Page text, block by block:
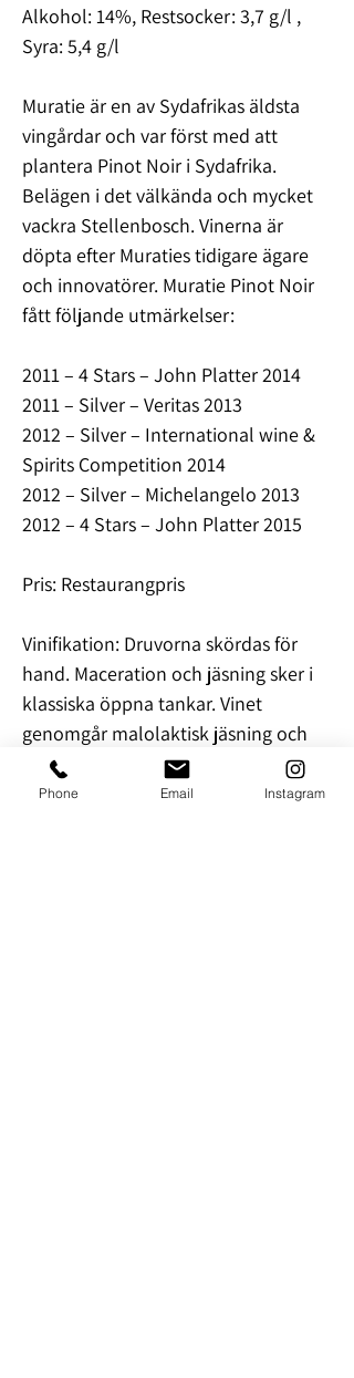
Alkohol: 14%, Restsocker: 3,7 g/l ,
Syra: 5,4 g/l
Muratie är en av Sydafrikas äldsta
vingårdar och var först med att
plantera Pinot Noir i Sydafrika.
Belägen i det välkända och mycket
vackra Stellenbosch. Vinerna är
döpta efter Muraties tidigare ägare
och innovatörer. Muratie Pinot Noir
fått följande utmärkelser:
2011 – 4 Stars – John Platter 2014
2011 – Silver – Veritas 2013
2012 – Silver – International wine &
Spirits Competition 2014
2012 – Silver – Michelangelo 2013
2012 – 4 Stars – John Platter 2015
Pris: Restaurangpris
Vinifikation: Druvorna skördas för
hand. Maceration och jäsning sker i
klassiska öppna tankar. Vinet
genomgår malolaktisk jäsning och
får mogna 18 månader i franska 500 l
ekfat.
Phone Email Instagram